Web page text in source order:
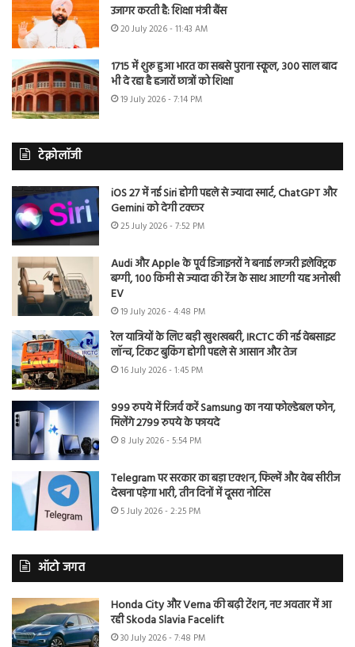
उजागर करती है: शिक्षा मंत्री बैंस
20 July 2026 - 11:43 AM
1715 में शुरू हुआ भारत का सबसे पुराना स्कूल, 300 साल बाद
भी दे रहा है हजारों छात्रों को शिक्षा
19 July 2026 - 7:14 PM
टेक्नोलॉजी
iOS 27 में नई Siri होगी पहले से ज्यादा स्मार्ट, ChatGPT और
Gemini को देगी टक्कर
25 July 2026 - 7:52 PM
Audi और Apple के पूर्व डिजाइनरों ने बनाई लग्जरी इलेक्ट्रिक
बग्गी, 100 किमी से ज्यादा की रेंज के साथ आएगी यह अनोखी
EV
19 July 2026 - 4:48 PM
रेल यात्रियों के लिए बड़ी खुशखबरी, IRCTC की नई वेबसाइट
लॉन्च, टिकट बुकिंग होगी पहले से आसान और तेज
16 July 2026 - 1:45 PM
999 रुपये में रिजर्व करें Samsung का नया फोल्डेबल फोन,
मिलेंगे 2799 रुपये के फायदे
8 July 2026 - 5:54 PM
Telegram पर सरकार का बड़ा एक्शन, फिल्में और वेब सीरीज
देखना पड़ेगा भारी, तीन दिनों में दूसरा नोटिस
5 July 2026 - 2:25 PM
ऑटो जगत
Honda City और Verna की बढ़ी टेंशन, नए अवतार में आ
रही Skoda Slavia Facelift
30 July 2026 - 7:48 PM